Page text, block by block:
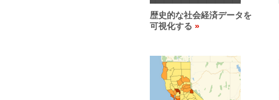
歴史的な社会経済データを
可視化する